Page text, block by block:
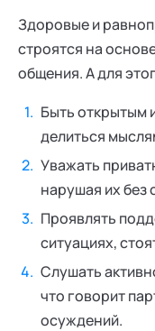
Здоровые и
строятся на
общения. А для
Быть открытым
делиться
Уважать
нарушая их без
Проявлять
ситуациях,
Слушать
что говорит
осуждений.